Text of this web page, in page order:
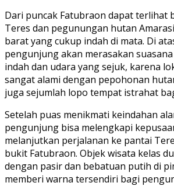
Dari puncak Fatubraon dapat terlihat
Teres dan pegunungan hutan
barat yang cukup indah di mata. Di
pengunjung akan merasakan
indah dan udara yang sejuk, karena
sangat alami dengan pepohonan
juga sejumlah lopo tempat istrahat
Setelah puas menikmati keindahan
pengunjung bisa melengkapi
melanjutkan perjalanan ke pantai
bukit Fatubraon. Objek wisata kelas
dengan pasir dan bebatuan putih di
memberi warna tersendiri bagi